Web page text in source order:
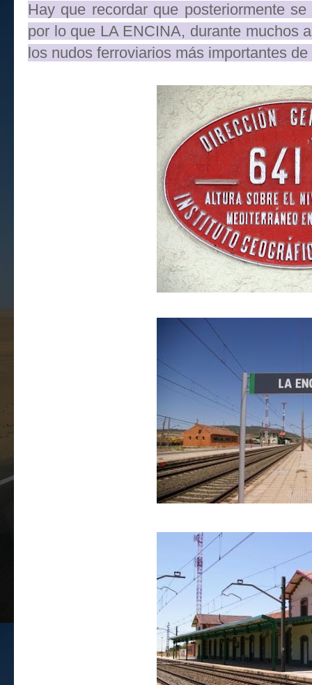
Hay que recordar que posteriormente
por lo que LA ENCINA, durante muchos
los nudos ferroviarios más importantes